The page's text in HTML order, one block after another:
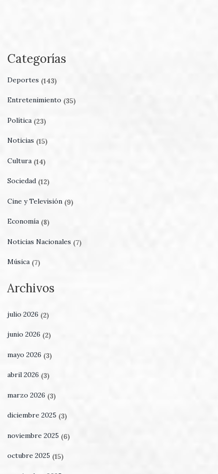
Categorías
Deportes (143)
Entretenimiento (35)
Política (23)
Noticias (15)
Cultura (14)
Sociedad (12)
Cine y Televisión (9)
Economía (8)
Noticias Nacionales (7)
Música (7)
Archivos
julio 2026 (2)
junio 2026 (2)
mayo 2026 (3)
abril 2026 (3)
marzo 2026 (3)
diciembre 2025 (3)
noviembre 2025 (6)
octubre 2025 (15)